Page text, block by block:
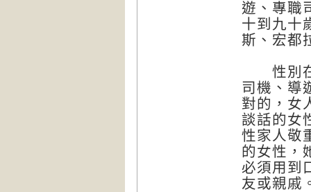
遊、專職
十到九十
斯、宏都
性別在
司機、導
對的，女
談話的女
性家人敬
的女性，
必須用到
友或親戚